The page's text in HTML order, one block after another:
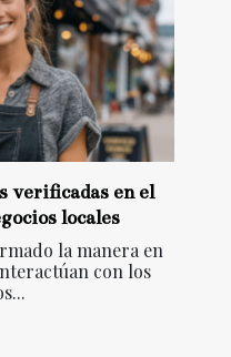
verificadas en el
locales
la manera en
con los